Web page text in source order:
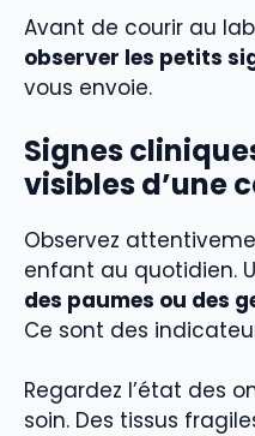
Avant de courir au
observer les petits
vous envoie.
Signes
visibles d’une
Observez
enfant au quotidien.
des paumes ou des
Ce sont des
Regardez l’état des
soin. Des tissus